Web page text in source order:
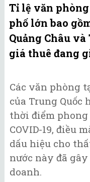
Tỉ lệ văn
phố lớn bao
Quảng Châu
giá thuê đang
Các văn phòng
của Trung
thời điểm
COVID-19, điều
dấu hiệu cho
nước này đã
doanh.